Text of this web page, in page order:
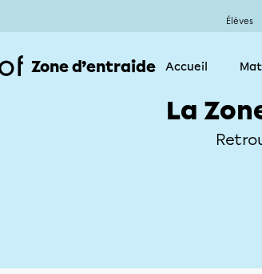
Élèves
Zone d’entraide Accueil
La